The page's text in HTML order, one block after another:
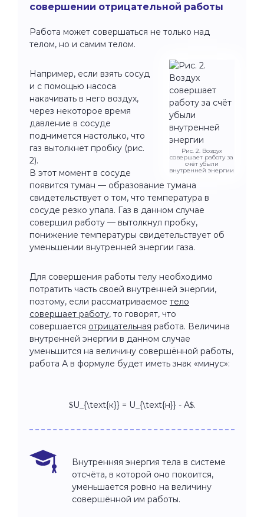
совершении отрицательной работы
Работа может совершаться не только над
телом, но и самим телом.
Рис. 2. Воздух
совершает работу за
счёт убыли
внутренней энергии
Например, если взять сосуд
и с помощью насоса
накачивать в него воздух,
через некоторое время
давление в сосуде
поднимется настолько, что
газ вытолкнет пробку (рис.
2).
В этот момент в сосуде
появится туман — образование тумана
свидетельствует о том, что температура в
сосуде резко упала. Газ в данном случае
совершил работу — вытолкнул пробку,
понижение температуры свидетельствует об
уменьшении внутренней энергии газа.
Для совершения работы телу необходимо
потратить часть своей внутренней энергии,
поэтому, если рассматриваемое тело
совершает работу, то говорят, что
совершается отрицательная работа. Величина
внутренней энергии в данном случае
уменьшится на величину совершённой работы,
работа А в формуле будет иметь знак «минус»:
$U_{\text{к}} = U_{\text{н}} - A$.
Внутренняя энергия тела в системе
отсчёта, в которой оно покоится,
уменьшается ровно на величину
совершённой им работы.